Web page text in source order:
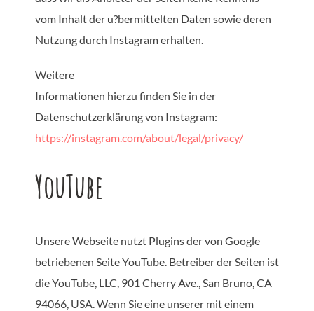
vom Inhalt der u?bermittelten Daten sowie deren
Nutzung durch Instagram erhalten.
Weitere
Informationen hierzu finden Sie in der
Datenschutzerklärung von Instagram:
https://instagram.com/about/legal/privacy/
YouTube
Unsere Webseite nutzt Plugins der von Google
betriebenen Seite YouTube. Betreiber der Seiten ist
die YouTube, LLC, 901 Cherry Ave., San Bruno, CA
94066, USA. Wenn Sie eine unserer mit einem